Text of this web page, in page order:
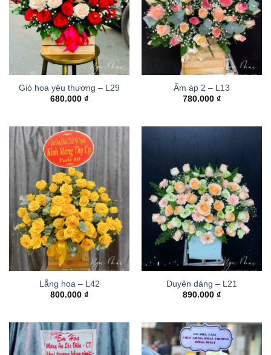
Giỏ hoa yêu thương – L29
680.000 ₫
Ấm áp 2 – L13
780.000 ₫
Lẵng hoa – L42
800.000 ₫
Duyên dáng – L21
890.000 ₫